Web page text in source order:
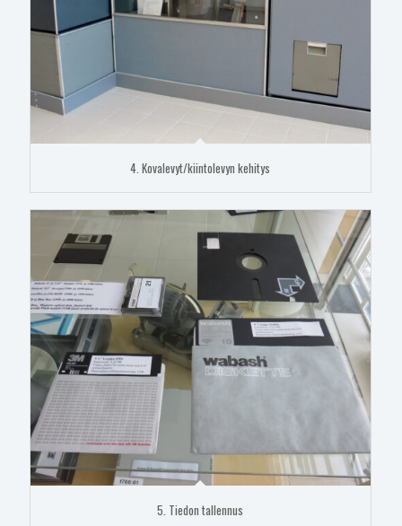
4. Kovalevyt/kiintolevyn kehitys
5. Tiedon tallennus